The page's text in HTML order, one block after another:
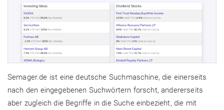
Semager.de ist eine deutsche Suchmaschine, die einerseits
nach den eingegebenen Suchwörtern forscht, andererseits
aber zugleich die Begriffe in die Suche einbezieht, die mit